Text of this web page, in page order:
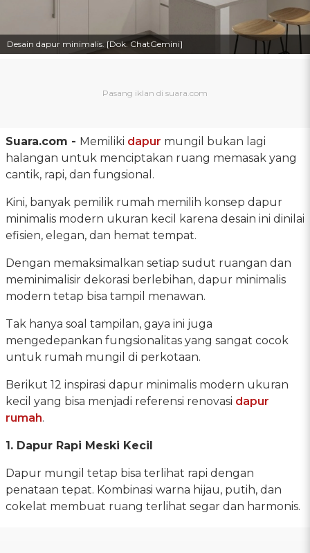
Desain dapur minimalis. [Dok. ChatGemini]
Suara.com - Memiliki dapur mungil bukan lagi
halangan untuk menciptakan ruang memasak yang
cantik, rapi, dan fungsional.
Kini, banyak pemilik rumah memilih konsep dapur
minimalis modern ukuran kecil karena desain ini dinilai
efisien, elegan, dan hemat tempat.
Dengan memaksimalkan setiap sudut ruangan dan
meminimalisir dekorasi berlebihan, dapur minimalis
modern tetap bisa tampil menawan.
Tak hanya soal tampilan, gaya ini juga
mengedepankan fungsionalitas yang sangat cocok
untuk rumah mungil di perkotaan.
Berikut 12 inspirasi dapur minimalis modern ukuran
kecil yang bisa menjadi referensi renovasi dapur
rumah.
1. Dapur Rapi Meski Kecil
Dapur mungil tetap bisa terlihat rapi dengan
penataan tepat. Kombinasi warna hijau, putih, dan
cokelat membuat ruang terlihat segar dan harmonis.